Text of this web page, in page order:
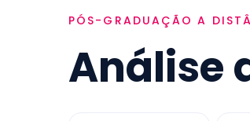
PÓS-GRADUAÇÃO A
Análise